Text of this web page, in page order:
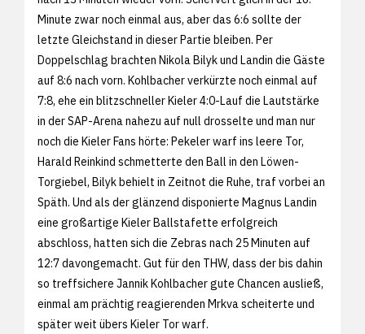
Minute zwar noch einmal aus, aber das 6:6 sollte der
letzte Gleichstand in dieser Partie bleiben. Per
Doppelschlag brachten Nikola Bilyk und Landin die Gäste
auf 8:6 nach vorn. Kohlbacher verkürzte noch einmal auf
7:8, ehe ein blitzschneller Kieler 4:0-Lauf die Lautstärke
in der SAP-Arena nahezu auf null drosselte und man nur
noch die Kieler Fans hörte: Pekeler warf ins leere Tor,
Harald Reinkind schmetterte den Ball in den Löwen-
Torgiebel, Bilyk behielt in Zeitnot die Ruhe, traf vorbei an
Späth. Und als der glänzend disponierte Magnus Landin
eine großartige Kieler Ballstafette erfolgreich
abschloss, hatten sich die Zebras nach 25 Minuten auf
12:7 davongemacht. Gut für den THW, dass der bis dahin
so treffsichere Jannik Kohlbacher gute Chancen ausließ,
einmal am prächtig reagierenden Mrkva scheiterte und
später weit übers Kieler Tor warf.